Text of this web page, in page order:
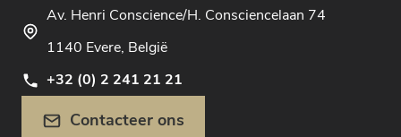
Av. Henri Conscience/H. Consciencelaan 74
1140 Evere, België
+32 (0) 2 241 21 21
Contacteer ons